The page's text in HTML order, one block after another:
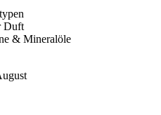
Duft
& Mineralöle